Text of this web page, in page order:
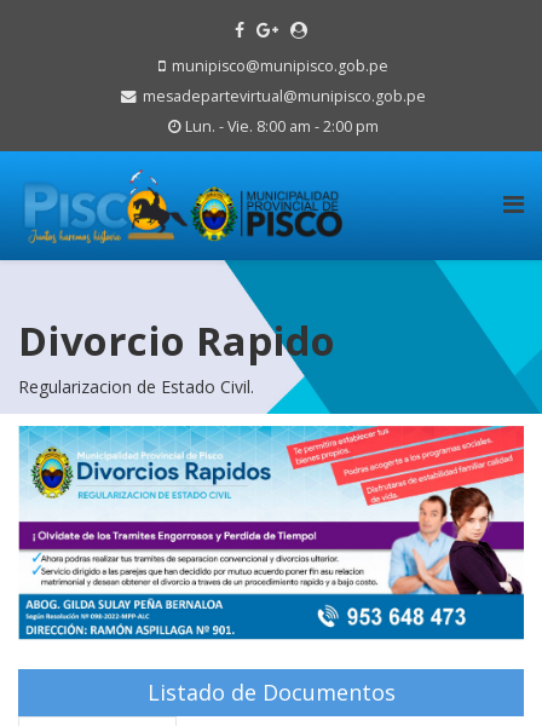
munipisco@munipisco.gob.pe
mesadepartevirtual@munipisco.gob.pe
Lun. - Vie. 8:00 am - 2:00 pm
Divorcio Rapido
Regularizacion de Estado Civil.
Listado de Documentos